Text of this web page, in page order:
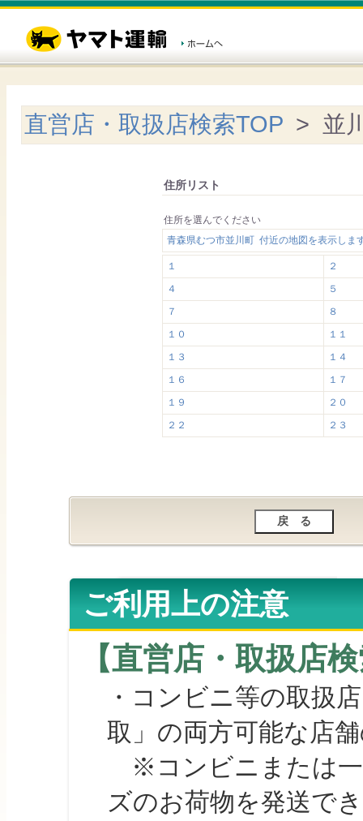
直営店・取扱店検索TOP > 並
住所リスト
住所を選んでください
青森県むつ市並川町 付近の地図を表示しま
１
２
４
５
７
８
１０
１１
１３
１４
１６
１７
１９
２０
２２
２３
ご利用上の注意
【直営店・取扱店
・コンビニ等の取扱
取」の両方可能な店
※コンビニまたは一
ズのお荷物を発送で